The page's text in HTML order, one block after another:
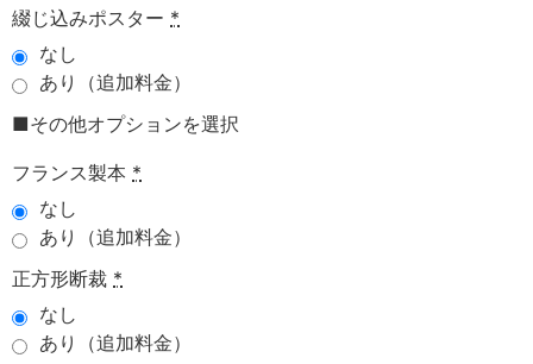
綴じ込みポスター *
なし
あり（追加料金）
■その他オプションを選択
フランス製本 *
なし
あり（追加料金）
正方形断裁 *
なし
あり（追加料金）